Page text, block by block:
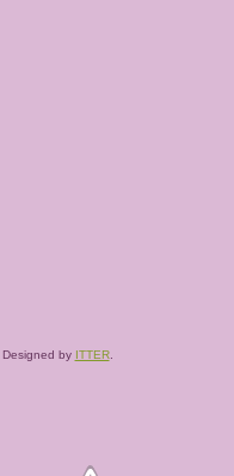
Designed by ITTER.